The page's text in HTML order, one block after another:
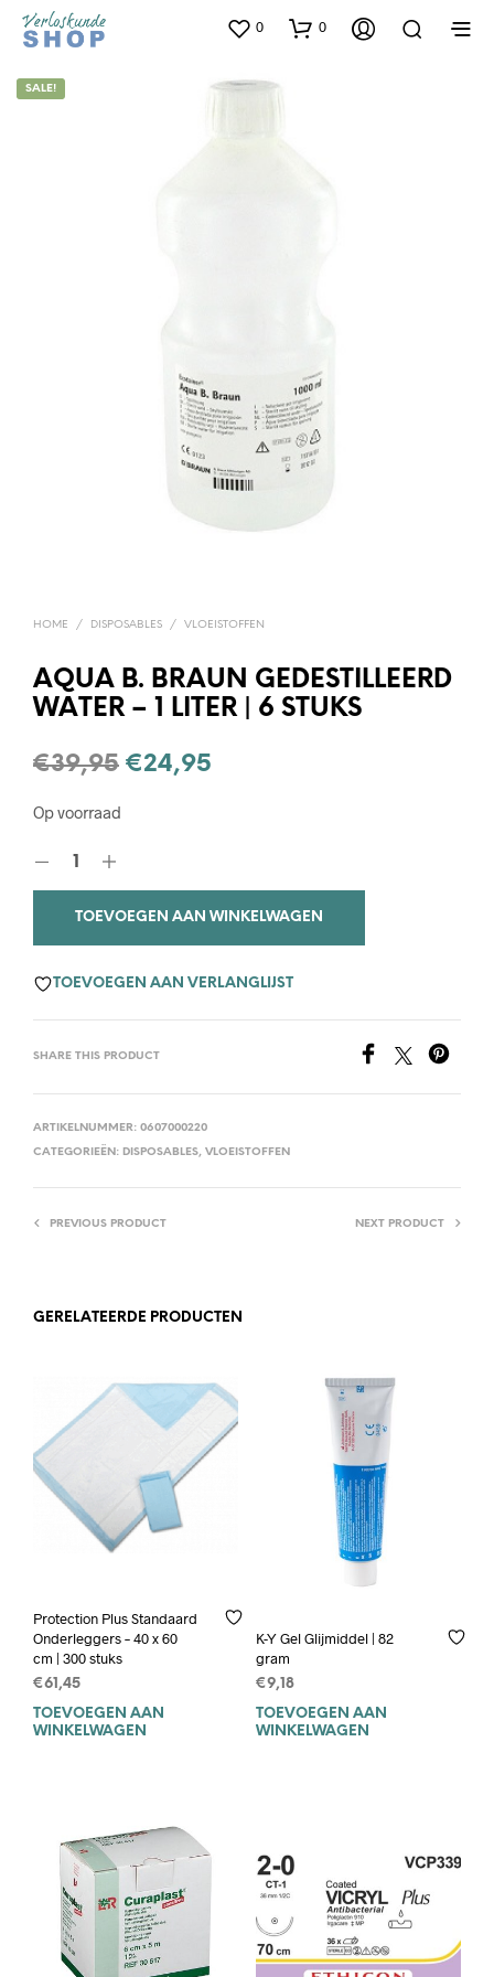
0 0
SALE!
HOME / DISPOSABLES / VLOEISTOFFEN
AQUA B. BRAUN GEDESTILLEERD
WATER – 1 LITER | 6 STUKS
€39,95 Oorspronkelijke
€24,95
Op voorraad
TOEVOEGEN AAN WINKELWAGEN
TOEVOEGEN AAN VERLANGLIJST
SHARE THIS PRODUCT
ARTIKELNUMMER: 0607000220
CATEGORIEËN: DISPOSABLES, VLOEISTOFFEN
PREVIOUS PRODUCT NEXT PRODUCT
GERELATEERDE PRODUCTEN
Protection Plus Standaard
Onderleggers – 40 x 60
cm | 300 stuks
€61,45
TOEVOEGEN AAN
WINKELWAGEN
K-Y Gel Glijmiddel | 82
gram
€9,18
TOEVOEGEN AAN
WINKELWAGEN